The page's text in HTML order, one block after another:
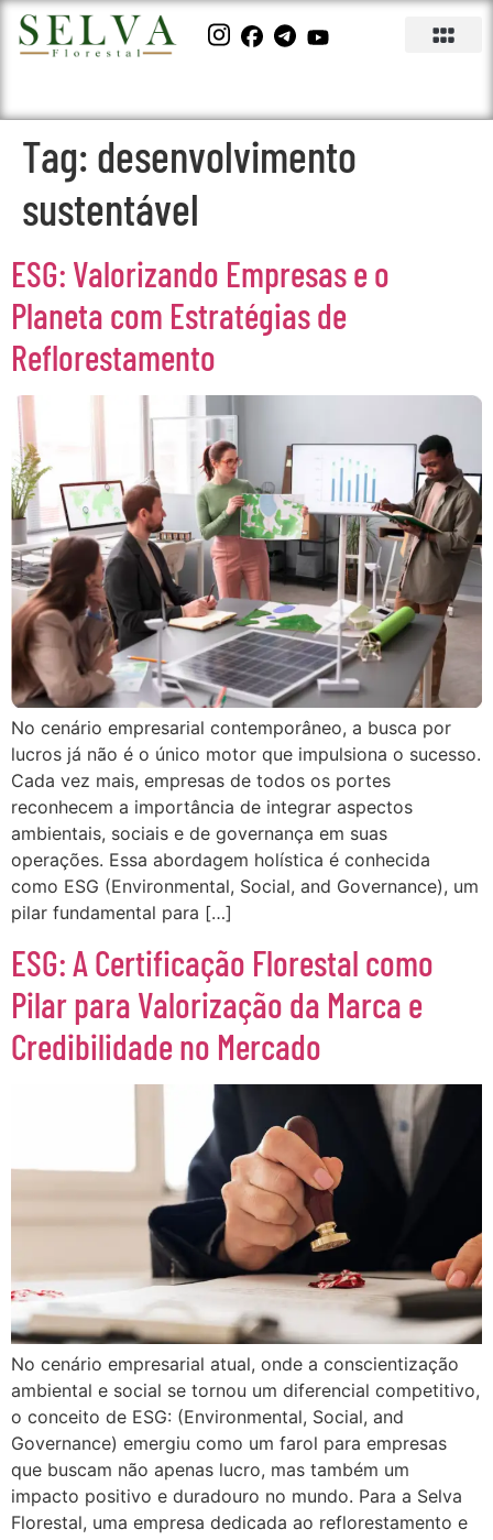
Tag: desenvolvimento
sustentável
ESG: Valorizando Empresas e o
Planeta com Estratégias de
Reflorestamento
No cenário empresarial contemporâneo, a busca por
lucros já não é o único motor que impulsiona o sucesso.
Cada vez mais, empresas de todos os portes
reconhecem a importância de integrar aspectos
ambientais, sociais e de governança em suas
operações. Essa abordagem holística é conhecida
como ESG (Environmental, Social, and Governance), um
pilar fundamental para […]
ESG: A Certificação Florestal como
Pilar para Valorização da Marca e
Credibilidade no Mercado
No cenário empresarial atual, onde a conscientização
ambiental e social se tornou um diferencial competitivo,
o conceito de ESG: (Environmental, Social, and
Governance) emergiu como um farol para empresas
que buscam não apenas lucro, mas também um
impacto positivo e duradouro no mundo. Para a Selva
Florestal, uma empresa dedicada ao reflorestamento e